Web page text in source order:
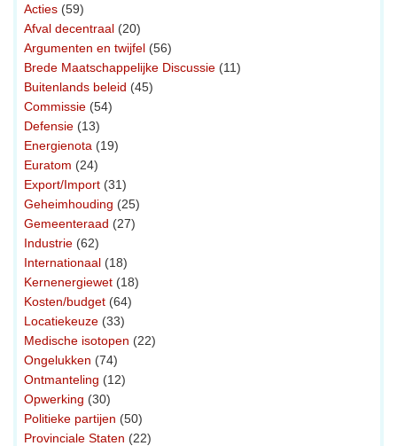
Acties (59)
Afval decentraal (20)
Argumenten en twijfel (56)
Brede Maatschappelijke Discussie (11)
Buitenlands beleid (45)
Commissie (54)
Defensie (13)
Energienota (19)
Euratom (24)
Export/Import (31)
Geheimhouding (25)
Gemeenteraad (27)
Industrie (62)
Internationaal (18)
Kernenergiewet (18)
Kosten/budget (64)
Locatiekeuze (33)
Medische isotopen (22)
Ongelukken (74)
Ontmanteling (12)
Opwerking (30)
Politieke partijen (50)
Provinciale Staten (22)